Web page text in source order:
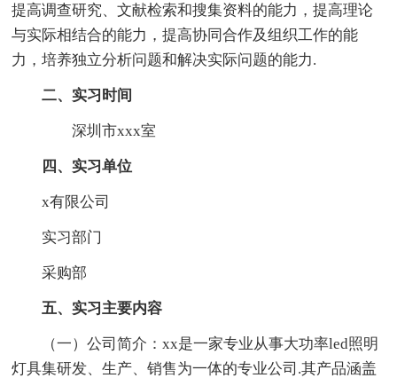
提高调查研究、文献检索和搜集资料的能力，提高理论
与实际相结合的能力，提高协同合作及组织工作的能
力，培养独立分析问题和解决实际问题的能力.
二、实习时间
深圳市xxx室
四、实习单位
x有限公司
实习部门
采购部
五、实习主要内容
（一）公司简介：xx是一家专业从事大功率led照明
灯具集研发、生产、销售为一体的专业公司.其产品涵盖